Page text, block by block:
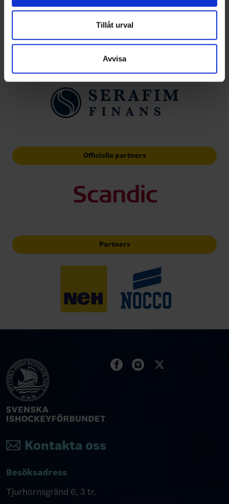
annons- och analysföretag som vi samarbetar med.
Dessa kan i sin tur kombinera informationen med annan
information som du har tillhandahållit eller som de har
samlat in när du har använt deras tjänster.
Tillåt urval
Avvisa
Officiella partners
Partners
Kontakta oss
Besöksadress
Tjurhornsgränd 6, 3 tr.